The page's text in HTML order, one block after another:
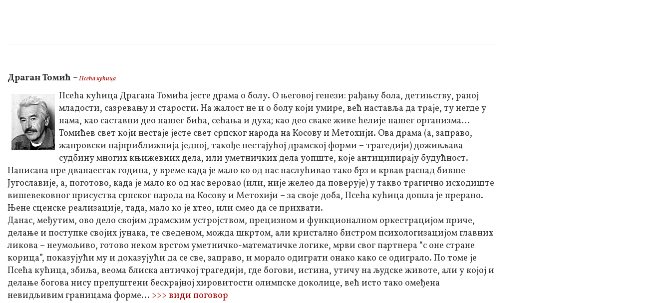
Драган Томић –Псећа кућица
Псећа кућица Драгана Томића јесте драма о болу. О његовој генези: рађању бола, детињству, раној
младости, сазревању и старости. На жалост не и о болу који умире, већ наставља да траје, ту негде у
нама, као саставни део нашег бића, сећања и духа; као део сваке живе ћелије нашег организма...
Томићев свет који нестаје јесте свет српског народа на Косову и Метохији. Ова драма (а, заправо,
жанровски најприближнија једној, такође нестајућој драмској форми – трагедији) доживљава
судбину многих књижевних дела, или уметничких дела уопште, које антиципирају будућност.
Написана пре дванаестак година, у време када је мало ко од нас наслућивао тако брз и крвав распад бивше
Југославије, а, поготово, када је мало ко од нас веровао (или, није желео да поверује) у такво трагично исходиште
вишевековног присуства српског народа на Косову и Метохији – за своје доба, Псећа кућица дошла је прерано.
Њене сценске реализације, тада, мало ко је хтео, или смео да се прихвати.
Данас, међутим, ово дело својим драмским устројством, прецизном и функционалном оркестрацијом приче,
делање и поступке својих јунака, те сведеном, можда шкртом, али кристално бистром психологизацијом главних
ликова – неумољиво, готово неком врстом уметничко-математичке логике, мрви свог партнера “с оне стране
корица”, показујући му и доказујући да се све, заправо, и морало одиграти онако како се одиграло. По томе је
Псећа кућица, збиља, веома блиска античкој трагедији, где богови, истина, утичу на људске животе, али у којој и
делање богова нису препуштени бескрајној хировитости олимпске доколице, већ исто тако омеђена
невидљивим границама форме... >>> види поговор